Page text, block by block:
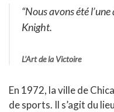
“Nous avons été
Knight.
L’Art de la Victoire
En 1972, la ville de
de sports. Il s’agit du